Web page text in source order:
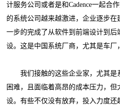
计服务公司或者是和Cadence一起合
的系统公司越来越激进，企业逐步
一步的完成了从软件到前端设计到
设。这是中国系统厂商，尤其是车厂
我们接触的这些企业家，尤其是
困难，且面临着高昂的成本压力，
设。有些不仅没有放弃，投入力度